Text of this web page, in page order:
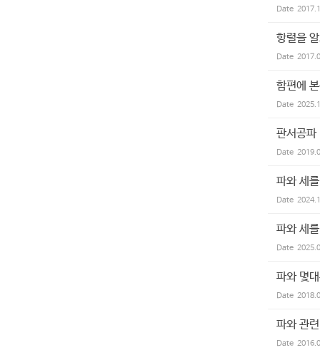
Date
항렬을
Date
함편에
Date
판서공파
Date
파와 세
Date
파와 세
Date
파와 몇
Date
파와 관
Date